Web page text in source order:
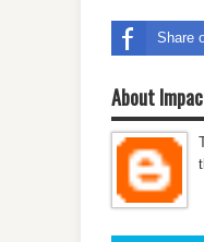
Share
About